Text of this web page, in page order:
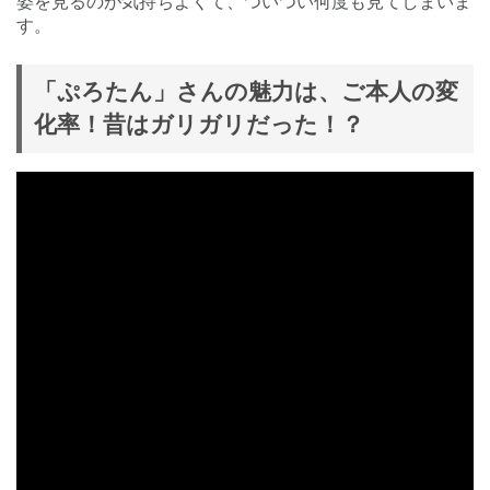
す。
「ぷろたん」さんの魅力は、ご本人の変
化率！昔はガリガリだった！？